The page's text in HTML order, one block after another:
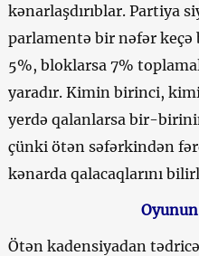
kənarlaşdırıblar. Partiya
parlamentə bir nəfər
5%, bloklarsa 7%
yaradır. Kimin birinci,
yerdə qalanlarsa bir-
çünki ötən səfərkindən
kənarda qalacaqlarını
Ötən kadensiyadan